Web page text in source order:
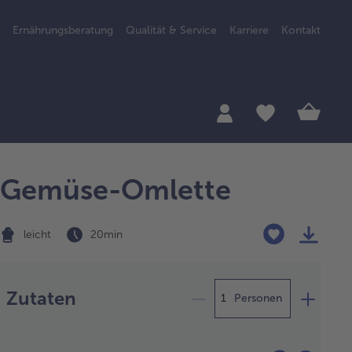
Ernährungsberatung Qualität & Service Karriere Kontakt
Gemüse-Omlette
leicht 20 min
Zutaten Personen